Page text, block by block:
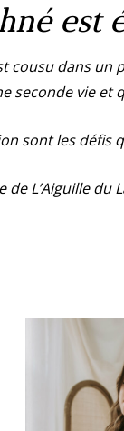
est
dans un
seconde vie et
sont les
de L’Aiguille du